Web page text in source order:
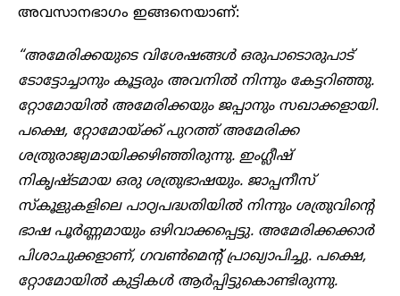
അവസാനഭാഗം ഇങ്ങനെയാണ്:
“അമേരിക്കയുടെ വിശേഷങ്ങൾ ഒരുപാടൊരുപാട്
ടോട്ടോച്ചാനും കൂട്ടരും അവനിൽ നിന്നും കേട്ടറിഞ്ഞു.
റ്റോമോയിൽ അമേരിക്കയും ജപ്പാനും സഖാക്കളായി.
പക്ഷെ, റ്റോമോയ്ക്ക് പുറത്ത് അമേരിക്ക
ശത്രുരാജ്യമായിക്കഴിഞ്ഞിരുന്നു. ഇംഗ്ലീഷ്
നികൃഷ്ടമായ ഒരു ശത്രുഭാഷയും. ജാപ്പനീസ്
സ്കൂളുകളിലെ പാഠ്യപദ്ധതിയിൽ നിന്നും ശത്രുവിന്റെ
ഭാഷ പൂർണ്ണമായും ഒഴിവാക്കപ്പെട്ടു. അമേരിക്കക്കാർ
പിശാചുക്കളാണ്, ഗവൺമെന്റ് പ്രാഖ്യാപിച്ചു. പക്ഷെ,
റ്റോമോയിൽ കുട്ടികൾ ആർപ്പിട്ടുകൊണ്ടിരുന്നു.